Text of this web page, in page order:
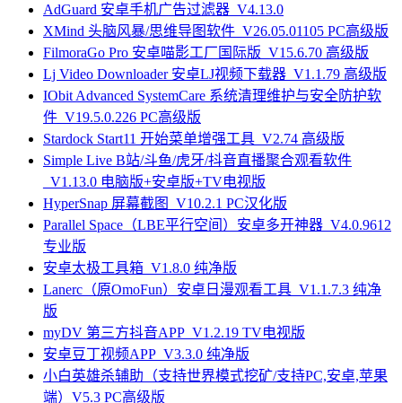
AdGuard 安卓手机广告过滤器_V4.13.0
XMind 头脑风暴/思维导图软件_V26.05.01105 PC高级版
FilmoraGo Pro 安卓喵影工厂国际版_V15.6.70 高级版
Lj Video Downloader 安卓LJ视频下载器_V1.1.79 高级版
IObit Advanced SystemCare 系统清理维护与安全防护软
件_V19.5.0.226 PC高级版
Stardock Start11 开始菜单增强工具_V2.74 高级版
Simple Live B站/斗鱼/虎牙/抖音直播聚合观看软件
_V1.13.0 电脑版+安卓版+TV电视版
HyperSnap 屏幕截图_V10.2.1 PC汉化版
Parallel Space（LBE平行空间）安卓多开神器_V4.0.9612
专业版
安卓太极工具箱_V1.8.0 纯净版
Lanerc（原OmoFun）安卓日漫观看工具_V1.1.7.3 纯净
版
myDV 第三方抖音APP_V1.2.19 TV电视版
安卓豆丁视频APP_V3.3.0 纯净版
小白英雄杀辅助（支持世界模式挖矿/支持PC,安卓,苹果
端）V5.3 PC高级版